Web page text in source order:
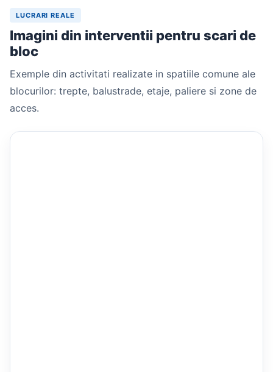
LUCRARI REALE
Imagini din interventii pentru scari de
bloc
Exemple din activitati realizate in spatiile comune ale
blocurilor: trepte, balustrade, etaje, paliere si zone de
acces.